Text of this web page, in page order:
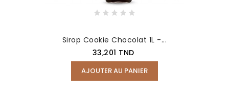
Sirop Cookie Chocolat 1L -...
Prix
33,201 TND
AJOUTER AU PANIER